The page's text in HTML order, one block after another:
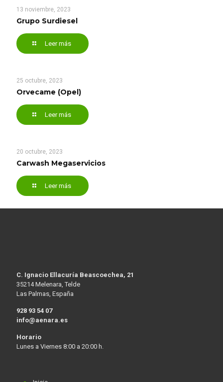
13 noviembre, 2023
Grupo Surdiesel
Leer más
25 octubre, 2023
Orvecame (Opel)
Leer más
20 octubre, 2023
Carwash Megaservicios
Leer más
C. Ignacio Ellacuría Beascoechea, 21
35214 Melenara, Telde
Las Palmas, España
928 93 54 07
info@aenara.es
Horario
Lunes a Viernes 8:00 a 20:00 h.